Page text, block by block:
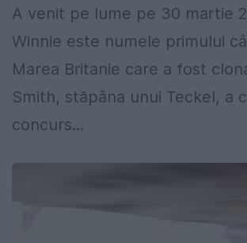
A venit pe lume pe 30 martie
Winnie este numele primului
Marea Britanie care a fost
Smith, stăpâna unui Teckel, a
concurs...